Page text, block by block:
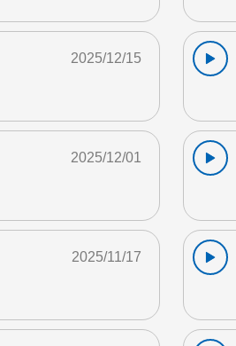
2025/12/15
2025/12/01
2025/11/17